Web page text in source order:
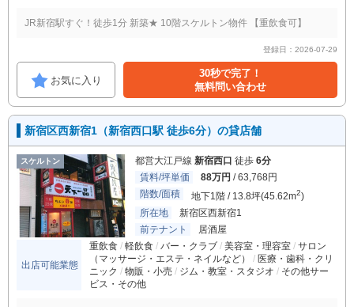
JR新宿駅すぐ！徒歩1分 新築★ 10階スケルトン物件 【重飲食可】
登録日：2026-07-29
お気に入り
30秒で完了！
無料問い合わせ
新宿区西新宿1（新宿西口駅 徒歩6分）の貸店舗
スケルトン 都営大江戸線 新宿西口 徒歩 6分
賃料/坪単価
88万円 / 63,768円
階数/面積
地下1階 / 13.8坪(45.62m2)
所在地
新宿区西新宿1
前テナント
居酒屋
出店可能業態
重飲食 軽飲食 バー・クラブ 美容室・理容室
サロン
（マッサージ・エステ・ネイルなど）
医療・歯科・クリ
ニック
物販・小売 ジム・教室・スタジオ
その他サー
ビス・その他